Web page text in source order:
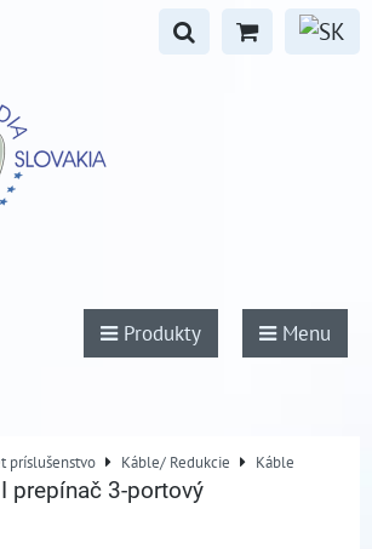
Produkty Menu
príslušenstvo Káble/ Redukcie Káble
prepínač 3-portový